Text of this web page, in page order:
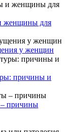
женщины для
у женщин
причины и
причины